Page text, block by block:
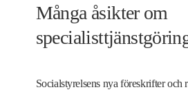
Många åsikter om
Socialstyrelsens nya föreskrifter och